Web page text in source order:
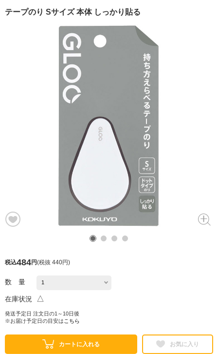
テープのり Sサイズ 本体 しっかり貼る
税込484円(税抜 440円)
数 量
在庫状況 △
発送予定日 注文日の1～10日後
※お届け予定日の目安は こちら
カートに入れる お気に入り